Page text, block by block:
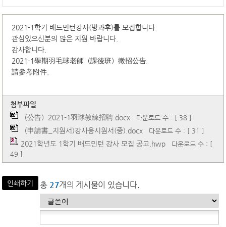
2021-1학기 배드민턴강사(방과후)를 모집합니다.
관심있으신분의 많은 지원 바랍니다.
감사합니다.
2021-1學期羽毛球老師（課後班）徵招公告。
請參考附件。
첨부파일
（公告）2021-1羽球教練招聘.docx 다운로드 수 : [ 38 ]
（申請書_지원서)강사응시원서(중).docx 다운로드 수 : [ 31 ]
2021학년도 1학기 배드민턴 강사 모집 공고.hwp 다운로드 수 : [
49 ]
인쇄하기 총 27개의 게시물이 있습니다.